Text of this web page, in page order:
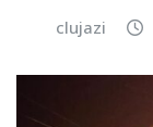
clujazi